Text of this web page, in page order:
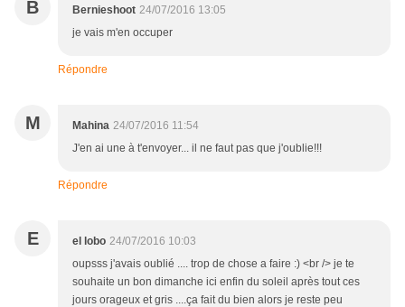
B Bernieshoot 24/07/2016 13:05
je vais m'en occuper
Répondre
M Mahina 24/07/2016 11:54
J'en ai une à t'envoyer... il ne faut pas que j'oublie!!!
Répondre
E el lobo 24/07/2016 10:03
oupsss j'avais oublié .... trop de chose a faire :) <br /> je te
souhaite un bon dimanche ici enfin du soleil après tout ces
jours orageux et gris ....ça fait du bien alors je reste peu